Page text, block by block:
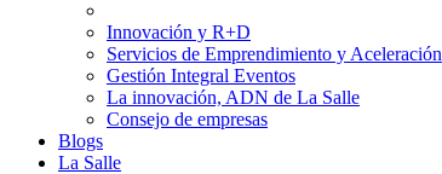
Innovación y R+D
Servicios de Emprendimiento y Aceleración
Gestión Integral Eventos
La innovación, ADN de La Salle
Consejo de empresas
Blogs
La Salle